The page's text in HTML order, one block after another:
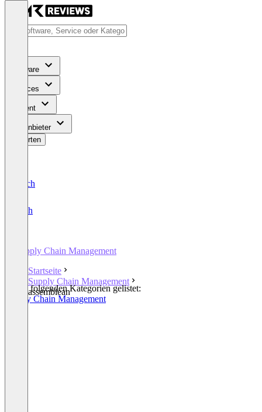
Software
Services
Content
Für Anbieter
Bewerten
Deutsch
English
Supply Chain Management
Startseite
Supply Chain Management
assemblean
In den folgenden Kategorien gelistet:
Supply Chain Management